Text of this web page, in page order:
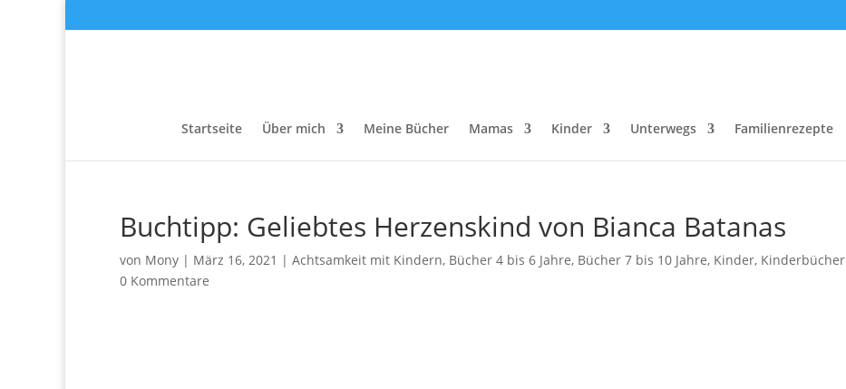
Startseite Über mich Meine Bücher Mamas Kinder Unterwegs Familienrezepte
Buchtipp: Geliebtes Herzenskind von Bianca Batanas
von Mony | März 16, 2021 | Achtsamkeit mit Kindern, Bücher 4 bis 6 Jahre, Bücher 7 bis 10 Jahre, Kinder, Kinderbücher
0 Kommentare